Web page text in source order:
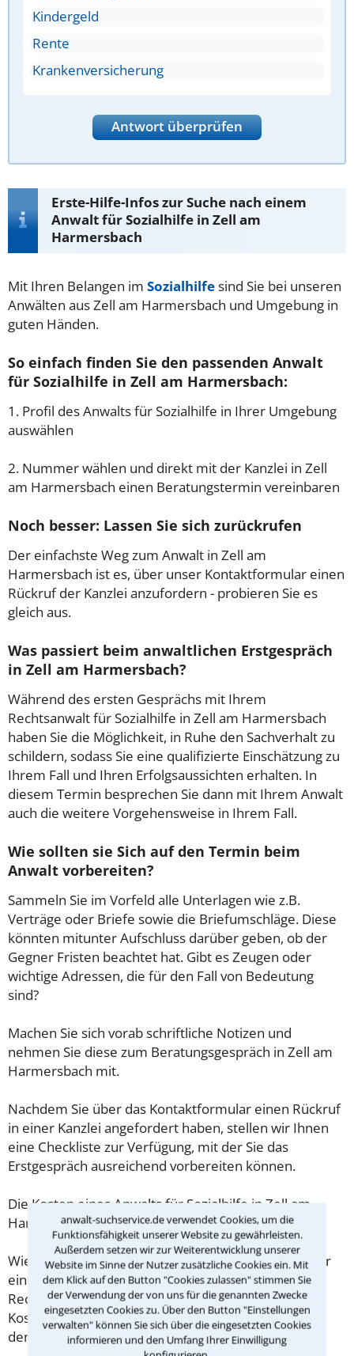
anwalt-suchservice.de verwendet Cookies, um die
Funktionsfähigkeit unserer Website zu gewährleisten.
Außerdem setzen wir zur Weiterentwicklung unserer
Website im Sinne der Nutzer zusätzliche Cookies ein. Mit
dem Klick auf den Button "Cookies zulassen" stimmen Sie
der Verwendung der von uns für die genannten Zwecke
eingesetzten Cookies zu. Über den Button "Einstellungen
verwalten" können Sie sich über die eingesetzten Cookies
informieren und den Umfang Ihrer Einwilligung
Kindergeld
Rente
Krankenversicherung
Antwort überprüfen
Erste-Hilfe-Infos zur Suche nach einem
Anwalt für Sozialhilfe in Zell am
Harmersbach
Mit Ihren Belangen im Sozialhilfesind Sie bei unseren
Anwälten aus Zell am Harmersbach und Umgebung in
guten Händen.
So einfach finden Sie den passenden Anwalt
für Sozialhilfe in Zell am Harmersbach:
1. Profil des Anwalts für Sozialhilfe in Ihrer Umgebung
auswählen
2. Nummer wählen und direkt mit der Kanzlei in Zell
am Harmersbach einen Beratungstermin vereinbaren
Noch besser: Lassen Sie sich zurückrufen
Der einfachste Weg zum Anwalt in Zell am
Harmersbach ist es, über unser Kontaktformular einen
Rückruf der Kanzlei anzufordern - probieren Sie es
gleich aus.
Was passiert beim anwaltlichen Erstgespräch
in Zell am Harmersbach?
Während des ersten Gesprächs mit Ihrem
Rechtsanwalt für Sozialhilfe in Zell am Harmersbach
haben Sie die Möglichkeit, in Ruhe den Sachverhalt zu
schildern, sodass Sie eine qualifizierte Einschätzung zu
Ihrem Fall und Ihren Erfolgsaussichten erhalten. In
diesem Termin besprechen Sie dann mit Ihrem Anwalt
auch die weitere Vorgehensweise in Ihrem Fall.
Wie sollten sie Sich auf den Termin beim
Anwalt vorbereiten?
Sammeln Sie im Vorfeld alle Unterlagen wie z.B.
Verträge oder Briefe sowie die Briefumschläge. Diese
könnten mitunter Aufschluss darüber geben, ob der
Gegner Fristen beachtet hat. Gibt es Zeugen oder
wichtige Adressen, die für den Fall von Bedeutung
sind?
Machen Sie sich vorab schriftliche Notizen und
nehmen Sie diese zum Beratungsgespräch in Zell am
Harmersbach mit.
Nachdem Sie über das Kontaktformular einen Rückruf
in einer Kanzlei angefordert haben, stellen wir Ihnen
eine Checkliste zur Verfügung, mit der Sie das
Erstgespräch ausreichend vorbereiten können.
Die Kosten eines Anwalts für Sozialhilfe in Zell am
Harmersbach sind oft geringer als gedacht!
Wieviel ein Rechtsanwalt in Zell am Harmersbach für
eine Erstberatung verlangen darf, ist in §34 des
Rechtsanwaltsvergütungsgesetz (RVG) geregelt. Die
Kosten für das erste Beratungsgespräch betragen
demnach maximal 190,00 € zzgl. MwSt.